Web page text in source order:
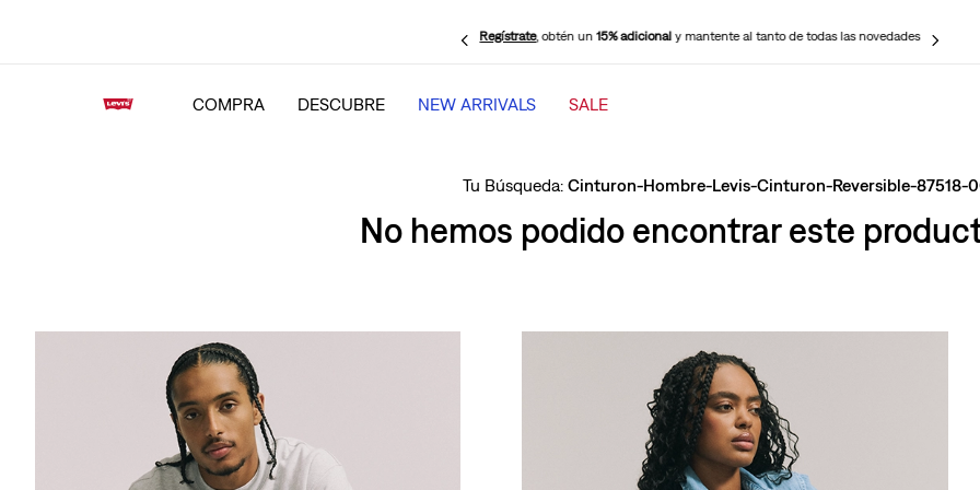
Regístrate, obtén un15% adicional y mantente al tanto de todas las novedades
COMPRA DESCUBRE NEW ARRIVALS SALE
Cinturon-Hombre-Levis-Cinturon-Reversible-87518-
No hemos podido encontrar este
1.
jeans mujer levi s cinch baggy
2
5.
505 hombre
chaqueta
ribcage
mujer 318